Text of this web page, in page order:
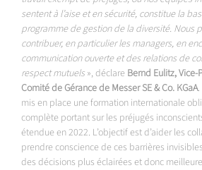
sentent à l’aise et en sécurité, constitue la
programme de gestion de la diversité. Nous
contribuer, en particulier les managers, en
communication ouverte et des relations de
respect mutuels », déclare Bernd Eulitz,
Comité de Gérance de Messer SE & Co. KGaA.
mis en place une formation internationale
complète portant sur les préjugés
étendue en 2022. L’objectif est d’aider les
prendre conscience de ces barrières
des décisions plus éclairées et donc